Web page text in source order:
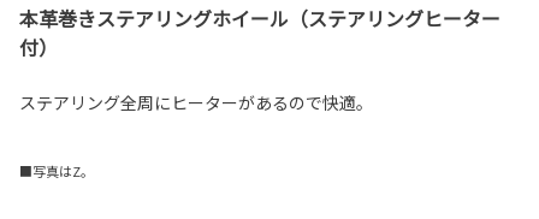
本革巻きステアリングホイール（ステアリングヒーター
付）
ステアリング全周にヒーターがあるので快適。
■写真はZ。